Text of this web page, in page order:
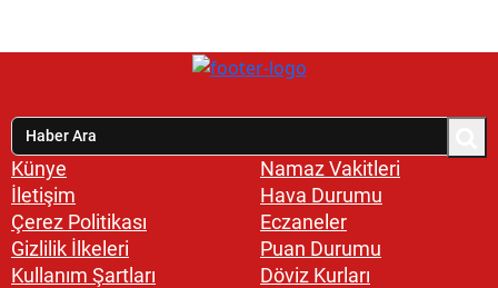
Künye
İletişim
Çerez Politikası
Gizlilik İlkeleri
Kullanım Şartları
Namaz Vakitleri
Hava Durumu
Eczaneler
Puan Durumu
Döviz Kurları